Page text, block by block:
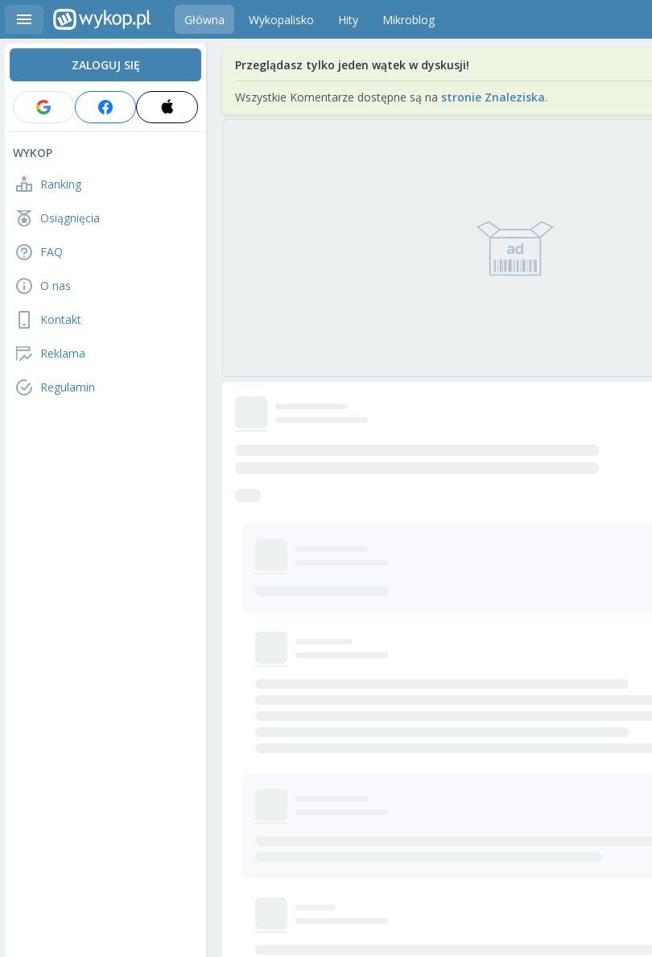
Główna Wykopalisko Hity Mikroblog
ZALOGUJ SIĘ
WYKOP
Ranking
Osiągnięcia
FAQ
O nas
Kontakt
Reklama
Regulamin
Przeglądasz tylko jeden wątek w dyskusji!
Wszystkie Komentarze dostępne są na stronie Znaleziska.